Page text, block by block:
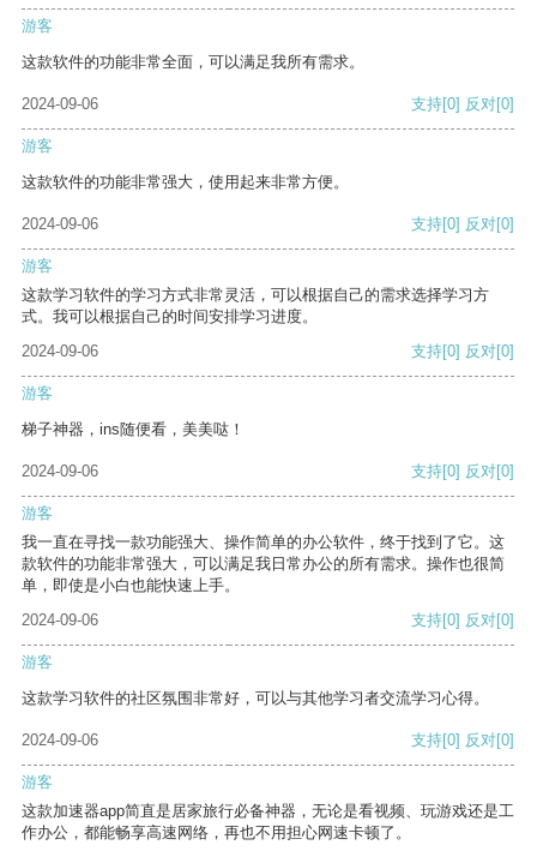
游客
这款软件的功能非常全面，可以满足我所有需求。
2024-09-06 支持[0] 反对[0]
游客
这款软件的功能非常强大，使用起来非常方便。
2024-09-06 支持[0] 反对[0]
游客
这款学习软件的学习方式非常灵活，可以根据自己的需求选择学习方
式。我可以根据自己的时间安排学习进度。
2024-09-06
支持[0] 反对[0]
游客
梯子神器，ins随便看，美美哒！
2024-09-06 支持[0] 反对[0]
游客
我一直在寻找一款功能强大、操作简单的办公软件，终于找到了它。这
款软件的功能非常强大，可以满足我日常办公的所有需求。操作也很简
单，即使是小白也能快速上手。
2024-09-06
支持[0] 反对[0]
游客
这款学习软件的社区氛围非常好，可以与其他学习者交流学习心得。
2024-09-06 支持[0] 反对[0]
游客
这款加速器app简直是居家旅行必备神器，无论是看视频、玩游戏还是工
作办公，都能畅享高速网络，再也不用担心网速卡顿了。